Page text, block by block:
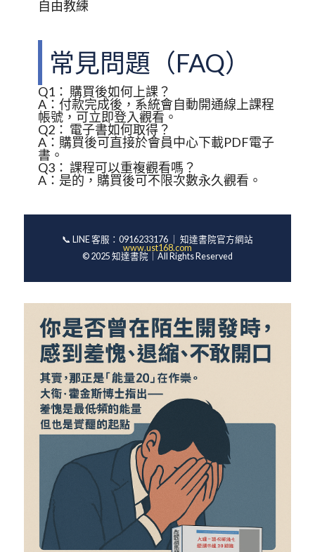
自由教練
常見問題（FAQ）
Q1： 購買後如何上課？
A：付款完成後，系統會自動開通線上課程
帳號，可立即登入觀看。
Q2： 電子書如何取得？
A：購買後可直接於會員中心下載PDF電子
書。
Q3： 課程可以重複觀看嗎？
A：是的，購買後可不限次數永久觀看。
📞 LINE 客服：0916233176 ｜ 知達書院官方網站
www.ust168.com
© 2025 知達書院｜All Rights Reserved